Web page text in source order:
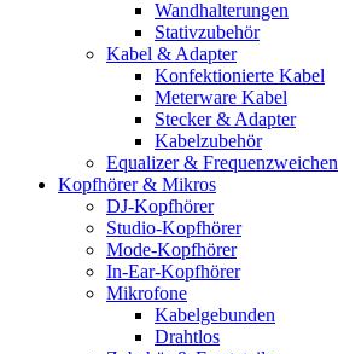
Wandhalterungen
Stativzubehör
Kabel & Adapter
Konfektionierte Kabel
Meterware Kabel
Stecker & Adapter
Kabelzubehör
Equalizer & Frequenzweichen
Kopfhörer & Mikros
DJ-Kopfhörer
Studio-Kopfhörer
Mode-Kopfhörer
In-Ear-Kopfhörer
Mikrofone
Kabelgebunden
Drahtlos